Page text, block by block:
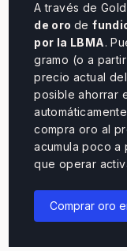
A través de
de oro de
por la LBMA.
gramo (o a
precio actual
posible ahorrar
compra oro al
acumula poco
que operar
Comprar oro